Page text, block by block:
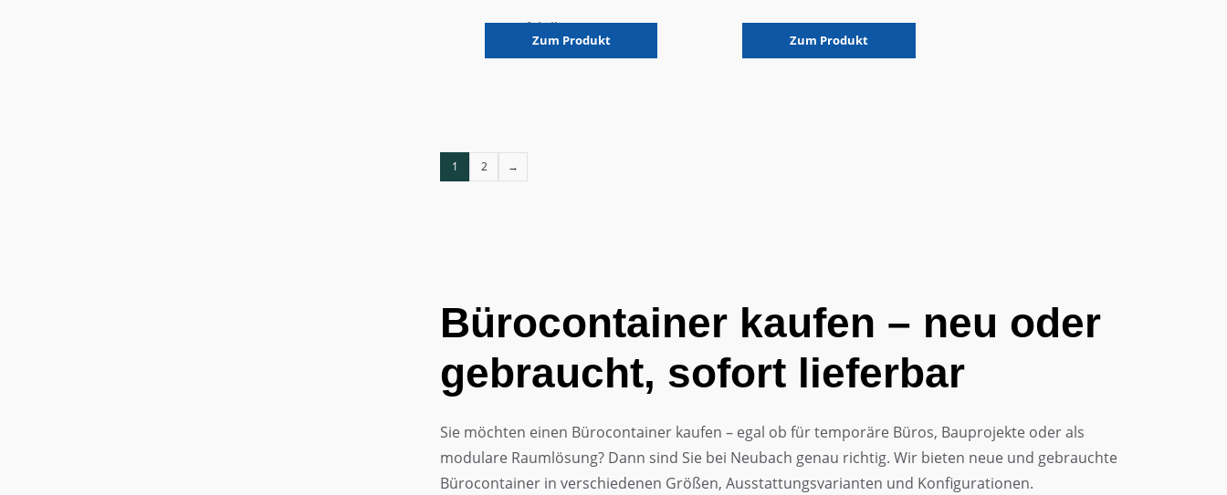
fabrikneu
Zum Produkt
Zum Produkt
1 2 →
Bürocontainer kaufen – neu oder
gebraucht, sofort lieferbar
Sie möchten einen Bürocontainer kaufen – egal ob für temporäre Büros, Bauprojekte oder als
modulare Raumlösung? Dann sind Sie bei Neubach genau richtig. Wir bieten neue und gebrauchte
Bürocontainer in verschiedenen Größen, Ausstattungsvarianten und Konfigurationen.